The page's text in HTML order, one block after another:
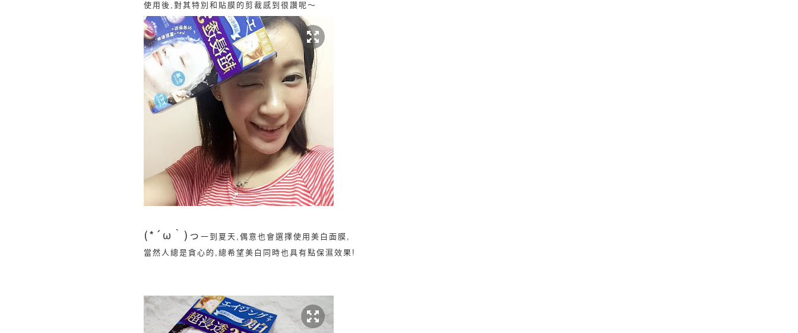
使用後,對其特別和貼膜的剪裁感到很讚呢～
(*´ω｀)っ 一到夏天,偶意也會選擇使用美白面膜,
當然人總是貪心的,總希望美白同時也具有點保濕效果!